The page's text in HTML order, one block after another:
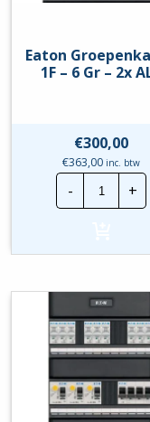
Eaton
1F – 6 Gr – 2x
€300,00
€363,00 inc. btw
-
Eaton
|
6
2x
ALS
+